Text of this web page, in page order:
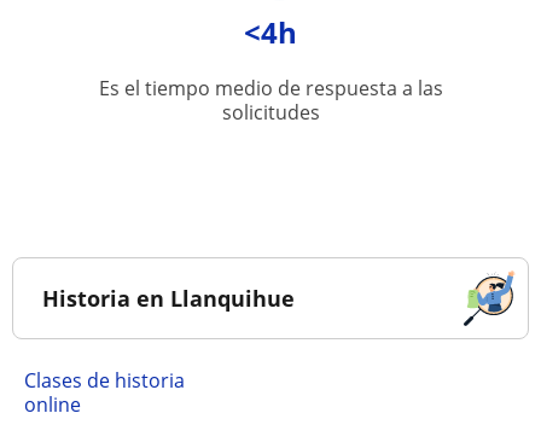
<4h
Es el tiempo medio de respuesta a las
solicitudes
Historia en Llanquihue
Clases de historia
online